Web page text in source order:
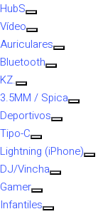
HubS
Vídeo
Auriculares
Bluetooth
KZ.
3.5MM / Spica
Deportivos
Tipo-C
Lightning (iPhone)
DJ/Vincha
Gamer
Infantiles